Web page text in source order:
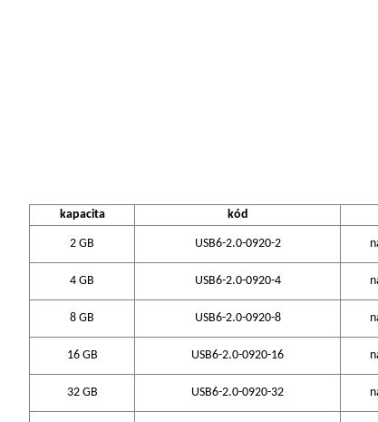
kapacita kód
2 GB USB6-2.0-0920-2
4 GB USB6-2.0-0920-4
8 GB USB6-2.0-0920-8
16 GB USB6-2.0-0920-16
32 GB USB6-2.0-0920-32